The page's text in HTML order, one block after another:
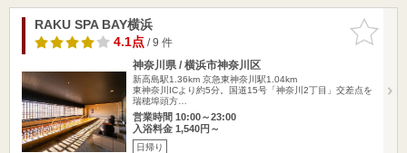
お気に入
りに追加
RAKU SPA BAY横浜
4.1点/ 9 件
神奈川県 / 横浜市神奈川区
新高島駅1.36km 京急東神奈川駅1.04km
東神奈川ICより約5分。国道15号「神奈川2丁目」交差点を
瑞穂埠頭方…
営業時間 10:00～23:00
入浴料金 1,540円～
日帰り